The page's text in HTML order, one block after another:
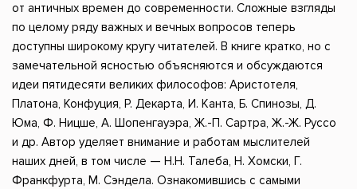
от античных времен до современности. Сложные взгляды
по целому ряду важных и вечных вопросов теперь
доступны широкому кругу читателей. В книге кратко, но с
замечательной ясностью объясняются и обсуждаются
идеи пятидесяти великих философов: Аристотеля,
Платона, Конфуция, Р. Декарта, И. Канта, Б. Спинозы, Д.
Юма, Ф. Ницше, А. Шопенгауэра, Ж.-П. Сартра, Ж.-Ж. Руссо
и др. Автор уделяет внимание и работам мыслителей
наших дней, в том числе — Н.Н. Талеба, Н. Хомски, Г.
Франкфурта, М. Сэндела. Ознакомившись с самыми